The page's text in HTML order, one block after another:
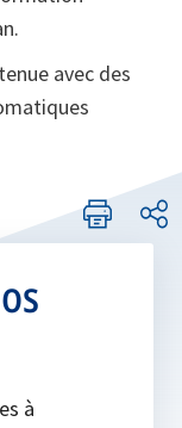
avec des
à